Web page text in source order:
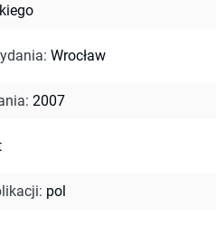
: Wrocław
: 2007
: pol